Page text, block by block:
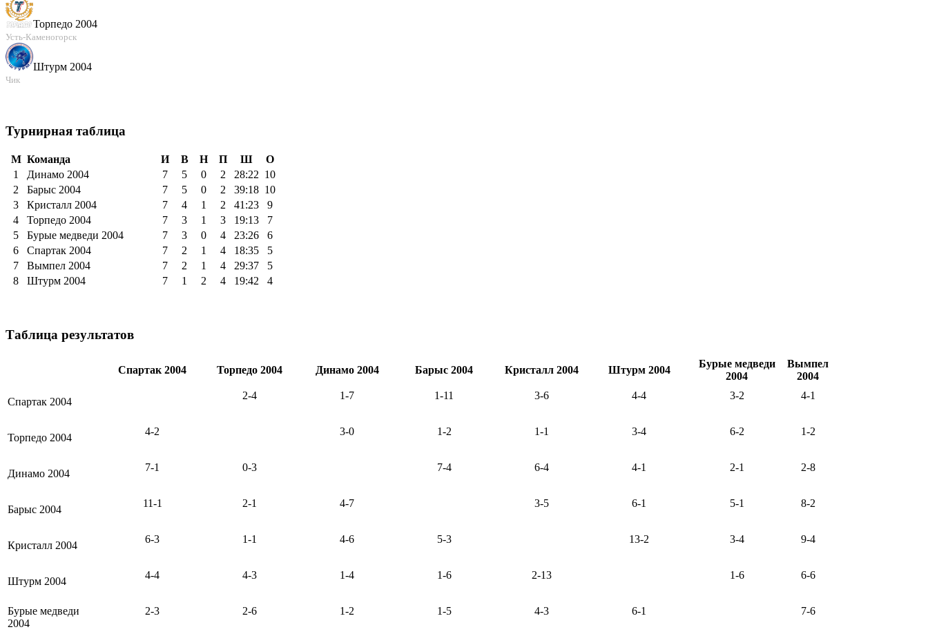
Торпедо 2004
Усть-Каменогорск
Штурм 2004
Чик
Турнирная таблица
М Команда И В Н П Ш
O
1
Динамо 2004 7 5 0 2 28:22 10
2
Барыс 2004 7 5 0 2 39:18 10
3
Кристалл 2004 7 4 1 2 41:23
9
4
Торпедо 2004 7 3 1 3 19:13
7
5
Бурые медведи 2004 7 3 0 4 23:26
6
6
Спартак 2004 7 2 1 4 18:35
5
7
Вымпел 2004 7 2 1 4 29:37
5
8
Штурм 2004 7 1 2 4 19:42 4
Таблица результатов
Спартак 2004 Торпедо 2004 Динамо 2004 Барыс 2004 Кристалл 2004 Штурм 2004
Бурые медведи
2004
Вымпел
2004
Спартак 2004
2-4 1-7 1-11 3-6 4-4 3-2 4-1
Торпедо 2004
4-2 3-0 1-2 1-1 3-4 6-2 1-2
Динамо 2004
7-1 0-3 7-4 6-4 4-1 2-1 2-8
Барыс 2004
11-1 2-1 4-7 3-5 6-1 5-1 8-2
Кристалл 2004
6-3 1-1 4-6 5-3 13-2 3-4 9-4
Штурм 2004
4-4 4-3 1-4 1-6 2-13 1-6 6-6
Бурые медведи
2004
2-3 2-6 1-2 1-5 4-3 6-1 7-6